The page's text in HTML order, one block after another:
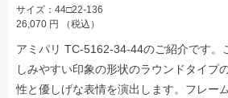
サイズ：44□22-136
26,070 円 （税込）
アミパリ TC-5162-34-44のご紹介です。
しみやすい印象の形状のラウンドタイプ
性と優しげな表情を演出します。フレー